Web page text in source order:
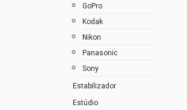
GoPro
Kodak
Nikon
Panasonic
Sony
Estabilizador
Estúdio